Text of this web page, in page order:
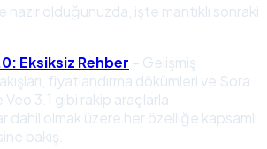
olduğunuzda, işte mantıklı sonraki
Eksiksiz Rehber – Gelişmiş
fiyatlandırma dökümleri ve Sora
Veo 3.1 gibi rakip araçlarla
dahil olmak üzere her özelliğe kapsamlı
bakış.